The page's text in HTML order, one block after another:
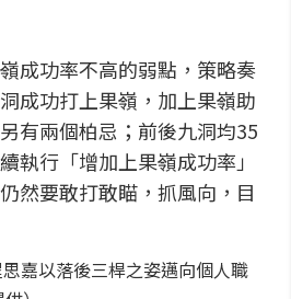
成功率不高的弱點，策略奏
成功打上果嶺，加上果嶺助
有兩個柏忌；前後九洞均35
執行「增加上果嶺成功率」
然要敢打敢瞄，抓風向，目
嘉以落後三桿之姿邁向個人職